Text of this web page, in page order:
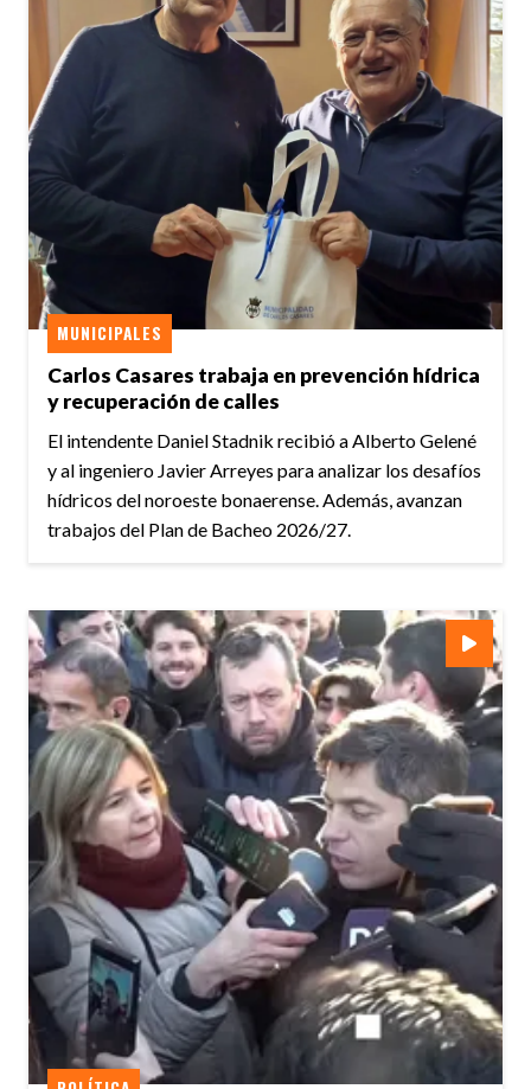
Carlos Casares trabaja en prevención hídrica
y recuperación de calles
MUNICIPALES
El intendente Daniel Stadnik recibió a Alberto Gelené
y al ingeniero Javier Arreyes para analizar los desafíos
hídricos del noroeste bonaerense. Además, avanzan
trabajos del Plan de Bacheo 2026/27.